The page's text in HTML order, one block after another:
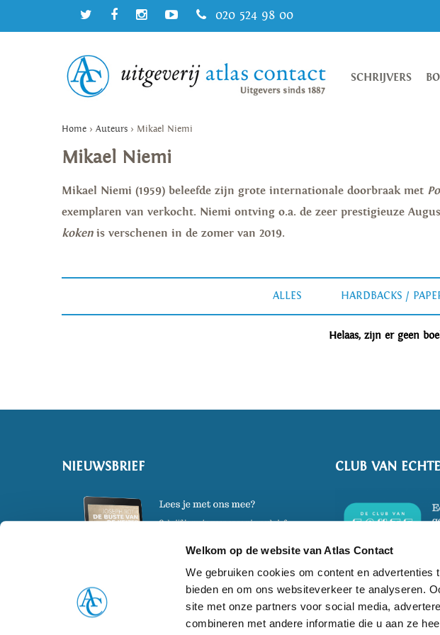
Welkom op de website van Atlas Contact
We gebruiken cookies om content en
bieden en om ons websiteverkeer te analyseren.
site met onze partners voor social media,
combineren met andere informatie die u aan ze
020 524 98 00
SCHRIJVERS
Home > Auteurs > Mikael Niemi
Mikael Niemi
Mikael Niemi (1959) beleefde zijn grote internationale doorbraak met
exemplaren van verkocht. Niemi ontving o.a. de zeer prestigieuze
koken is verschenen in de zomer van 2019.
ALLES HARDBACKS /
Helaas, zijn er geen
NIEUWSBRIEF CLUB VAN